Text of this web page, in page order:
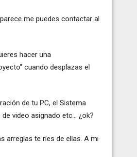
me puedes contactar al
hacer una
cuando desplazas el
de tu PC, el Sistema
video asignado etc... ¿ok?
arreglas te ríes de ellas. A mi